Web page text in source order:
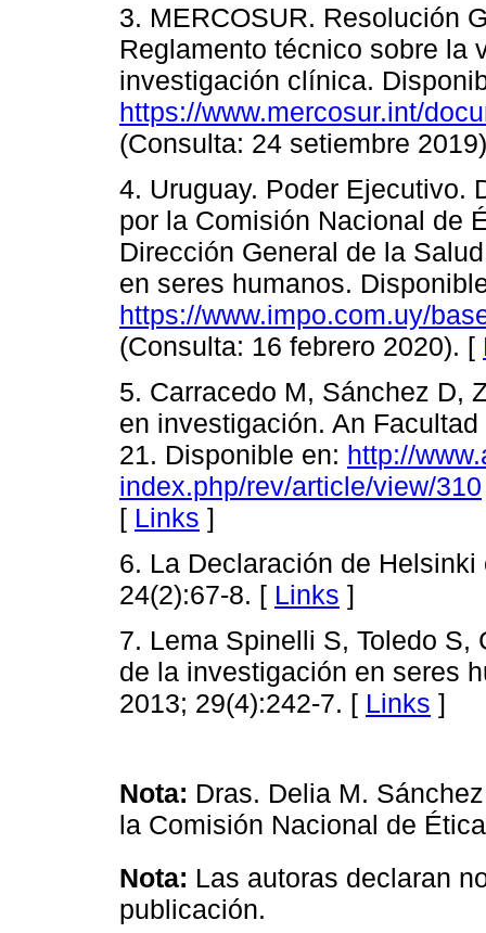
3. MERCOSUR. Resolución
Reglamento técnico sobre la
investigación clínica.
https://www.mercosur.int/
(Consulta: 24 setiembre
4. Uruguay. Poder Ejecutivo.
por la Comisión Nacional de
Dirección General de la
en seres humanos.
https://www.impo.com.uy/
(Consulta: 16 febrero 2020). [
5. Carracedo M, Sánchez D,
en investigación. An
21. Disponible en: http://
index.php/rev/article/view/310
[ Links ]
6. La Declaración de
24(2):67-8. [ Links ]
7. Lema Spinelli S, Toledo
de la investigación en seres
2013; 29(4):242-7. [ Links ]
Nota: Dras. Delia M.
la Comisión Nacional de
Nota: Las autoras declaran
publicación.